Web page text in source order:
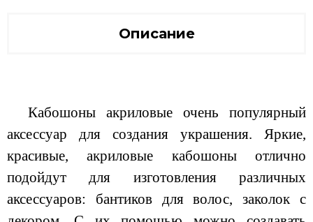
Описание
Кабошоны акриловые очень популярный
аксессуар для создания украшения. Яркие,
красивые, акриловые кабошоны отлично
подойдут для изготовления различных
аксессуаров: бантиков для волос, заколок с